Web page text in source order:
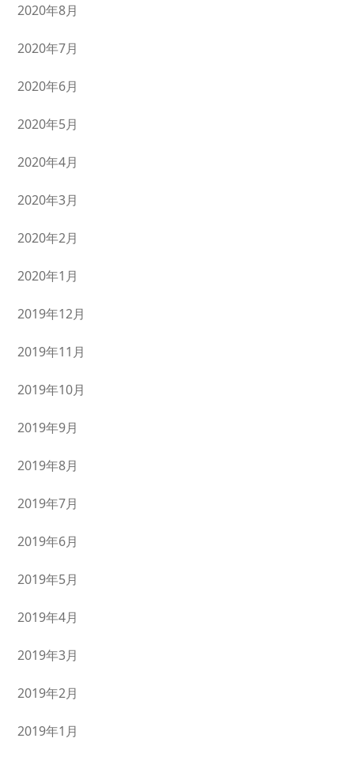
2020年8月
2020年7月
2020年6月
2020年5月
2020年4月
2020年3月
2020年2月
2020年1月
2019年12月
2019年11月
2019年10月
2019年9月
2019年8月
2019年7月
2019年6月
2019年5月
2019年4月
2019年3月
2019年2月
2019年1月